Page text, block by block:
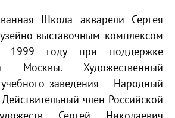
Школа акварели Сергея
выставочным комплексом
1999 году при поддержке
Москвы. Художественный
учебного заведения – Народный
член Российской